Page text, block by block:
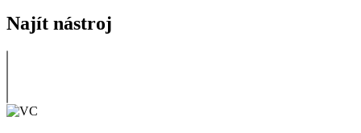
Najít nástroj